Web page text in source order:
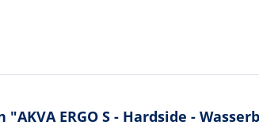
ERGO S - Hardside -